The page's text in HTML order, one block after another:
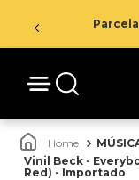
Vinil Beck -
Red) - Importado